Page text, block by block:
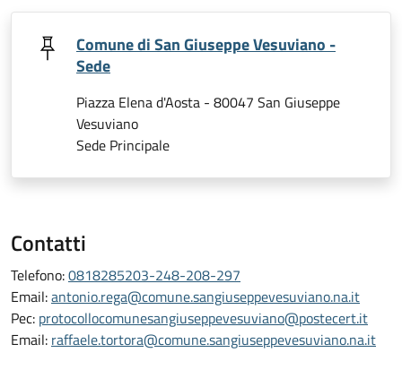
Comune di San Giuseppe Vesuviano -
Sede
Piazza Elena d'Aosta - 80047 San Giuseppe
Vesuviano
Sede Principale
Contatti
Telefono:0818285203-248-208-297
Email:antonio.rega@comune.sangiuseppevesuviano.na.it
Pec: protocollocomunesangiuseppevesuviano@postecert.it
Email: raffaele.tortora@comune.sangiuseppevesuviano.na.it